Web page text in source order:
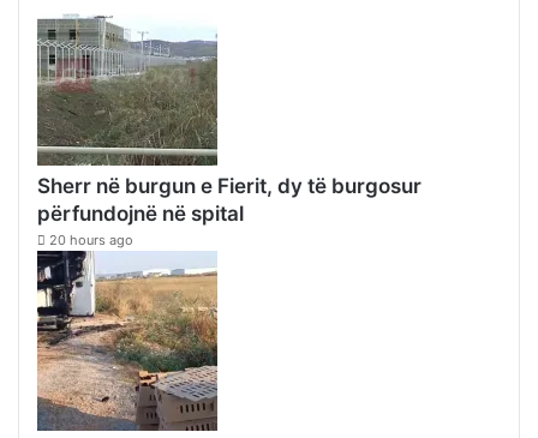
Sherr në burgun e Fierit, dy të burgosur
përfundojnë në spital
20 hours ago